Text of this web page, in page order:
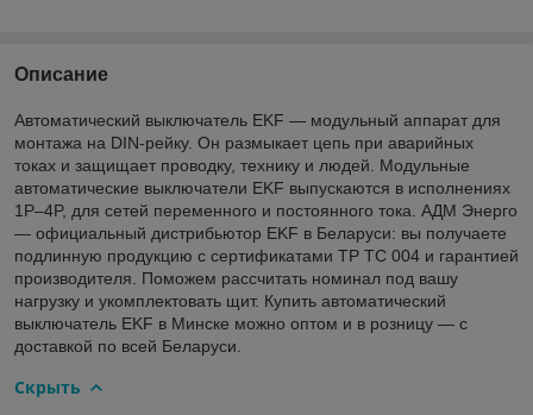
Описание
Автоматический выключатель EKF — модульный аппарат для
монтажа на DIN-рейку. Он размыкает цепь при аварийных
токах и защищает проводку, технику и людей. Модульные
автоматические выключатели EKF выпускаются в исполнениях
1P–4P, для сетей переменного и постоянного тока. АДМ Энерго
— официальный дистрибьютор EKF в Беларуси: вы получаете
подлинную продукцию с сертификатами ТР ТС 004 и гарантией
производителя. Поможем рассчитать номинал под вашу
нагрузку и укомплектовать щит. Купить автоматический
выключатель EKF в Минске можно оптом и в розницу — с
доставкой по всей Беларуси.
Скрыть